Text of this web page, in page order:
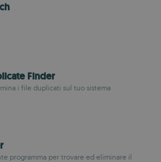
Finder
i file duplicati sul tuo sistema
programma per trovare ed eliminare il